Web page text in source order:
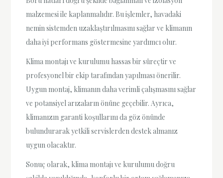
malzemesi ile kaplanmalıdır. Bu işlemler, havadaki
nemin sistemden uzaklaştırılmasını sağlar ve klimanın
daha iyi performans göstermesine yardımcı olur.
Klima montajı ve kurulumu hassas bir süreçtir ve
profesyonel bir ekip tarafından yapılması önerilir.
Uygun montaj, klimanın daha verimli çalışmasını sağlar
ve potansiyel arızaların önüne geçebilir. Ayrıca,
klimanızın garanti koşullarını da göz önünde
bulundurarak yetkili servislerden destek almanız
uygun olacaktır.
Sonuç olarak, klima montajı ve kurulumu doğru